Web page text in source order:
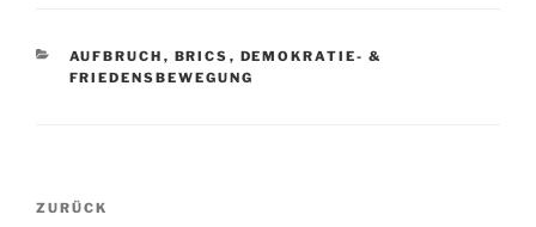
KATEGORIEN
AUFBRUCH , BRICS , DEMOKRATIE- &
FRIEDENSBEWEGUNG
Beitragsnavigation
Vorheriger
ZURÜCK